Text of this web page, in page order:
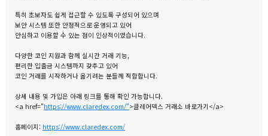
특히 초보자도 쉽게 접근할 수 있도록 구성되어 있으며
보안 시스템 또한 안정적으로 운영되고 있어
안심하고 이용할 수 있는 점이 인상적이었습니다.
다양한 코인 지원과 함께 실시간 거래 기능,
편리한 입출금 시스템까지 갖추고 있어
코인 거래를 시작하거나 옮기려는 분들께 적합합니다.
상세 내용 및 가입은 아래 링크를 통해 확인 가능합니다.
<a href="https://www.claredex.com/">클레어덱스 거래소 바로가기</a>
홈페이지: https://www.claredex.com/